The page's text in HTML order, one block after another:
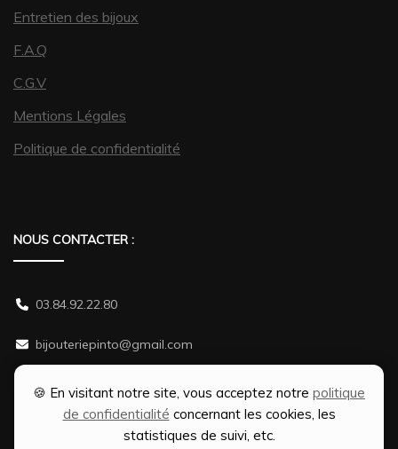
🍪 En visitant notre site, vous acceptez notre politique
de confidentialité concernant les cookies, les
statistiques de suivi, etc.
Entretien des bijoux
F.A.Q
C.G.V
Mentions Légales
Politique de confidentialité
NOUS CONTACTER :
03.84.92.22.80
bijouteriepinto@gmail.com
38 rue Gambetta 70500 JUSSEY